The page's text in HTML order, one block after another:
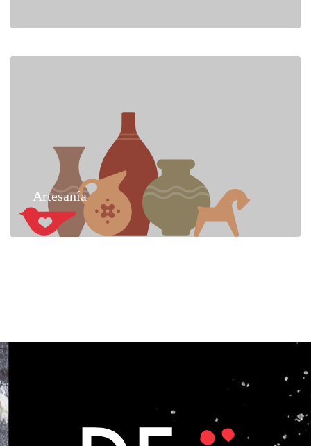
Artesanía